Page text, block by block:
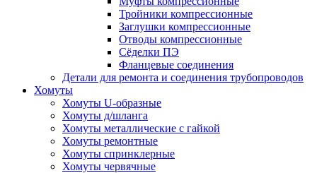
Тройники компрессионные
Заглушки компрессионные
Отводы компрессионные
Сёделки ПЭ
Фланцевые соединения
Детали для ремонта и соединения трубопроводов
Хомуты
Хомуты U-образные
Хомуты д/шланга
Хомуты металлические с гайкой
Хомуты ремонтные
Хомуты спринклерные
Хомуты червячные